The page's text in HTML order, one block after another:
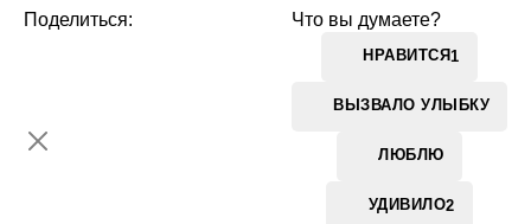
Что вы думаете?
НРАВИТСЯ1
ВЫЗВАЛО УЛЫБКУ
ЛЮБЛЮ
УДИВИЛО2
Поделиться: